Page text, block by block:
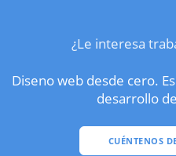
¿Le interesa
Diseno web desde cero.
desarrollo
CUÉNTENOS